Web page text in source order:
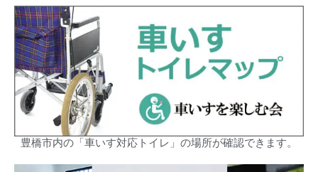
豊橋市内の「車いす対応トイレ」の場所が確認できます。